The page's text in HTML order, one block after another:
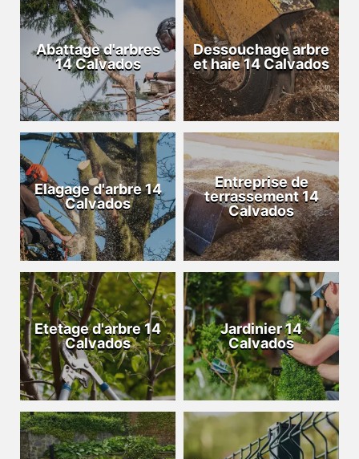
Abattage d'arbres
14 Calvados
Dessouchage arbre
et haie 14 Calvados
Elagage d'arbre 14
Calvados
Entreprise de
terrassement 14
Calvados
Etetage d'arbre 14
Calvados
Jardinier 14
Calvados